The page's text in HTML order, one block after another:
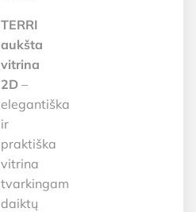
TERRI
aukšta
vitrina
2D –
elegantiška
ir
praktiška
vitrina
tvarkingam
daiktų